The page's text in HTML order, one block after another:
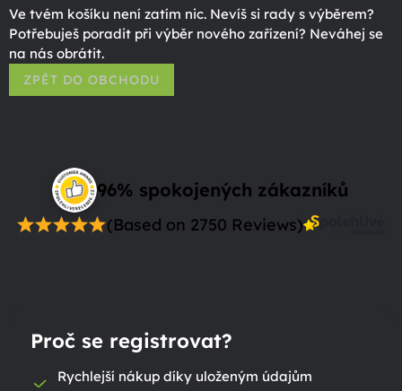
Ve tvém košíku není zatím nic. Nevíš si rady s výběrem?
Potřebuješ poradit při výběr nového zařízení? Neváhej se
na nás obrátit.
ZPĚT DO OBCHODU
96% spokojených zákazníků
(Based on 2750 Reviews)
Proč se registrovat?
Rychlejší nákup díky uloženým údajům